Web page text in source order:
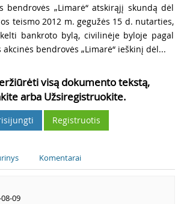
bendrovės „Limarė“ atskirąjį skundą dėl
teismo 2012 m. gegužės 15 d. nutarties,
bankroto bylą, civilinėje byloje pagal
akcinės bendrovės „Limarė“ ieškinį dėl...
visą dokumento tekstą,
arba Užsiregistruokite.
Registruotis
Komentarai
09